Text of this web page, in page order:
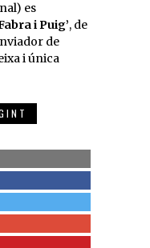
es
i Puig’, de
de
i única